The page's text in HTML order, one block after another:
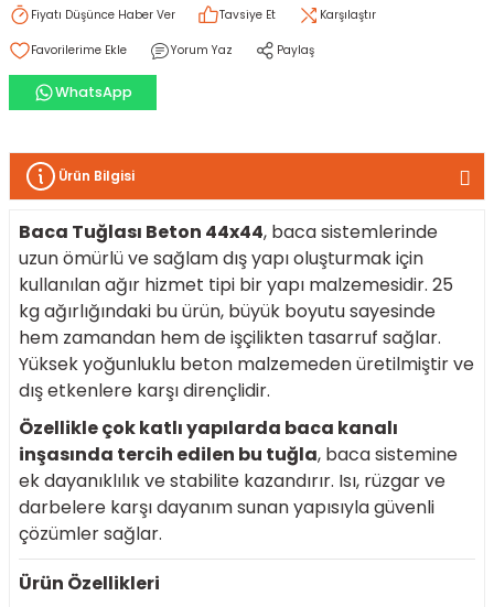
ve Kartonpiyer
& PANEL
HARÇLARI
Fiyatı Düşünce Haber Ver Tavsiye Et Karşılaştır
Yorum Yaz Paylaş
WhatsApp
Ürün Bilgisi
Baca Tuğlası Beton 44x44, baca sistemlerinde
uzun ömürlü ve sağlam dış yapı oluşturmak için
kullanılan ağır hizmet tipi bir yapı malzemesidir. 25
kg ağırlığındaki bu ürün, büyük boyutu sayesinde
hem zamandan hem de işçilikten tasarruf sağlar.
Yüksek yoğunluklu beton malzemeden üretilmiştir ve
dış etkenlere karşı dirençlidir.
Özellikle çok katlı yapılarda baca kanalı
inşasında tercih edilen bu tuğla, baca sistemine
ek dayanıklılık ve stabilite kazandırır. Isı, rüzgar ve
darbelere karşı dayanım sunan yapısıyla güvenli
çözümler sağlar.
Ürün Özellikleri